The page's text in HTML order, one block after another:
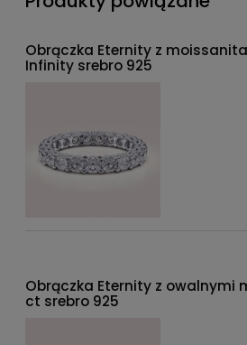
Obrączka Eternity z
Infinity srebro 925
Obrączka Eternity z owalnymi
ct srebro 925